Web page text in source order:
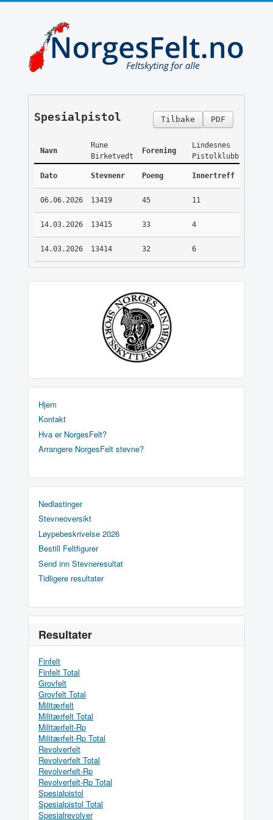
PDF
Tilbake
Spesialpistol
Navn
Rune
Birketvedt
Forening
Lindesnes
Pistolklubb
Dato Stevnenr Poeng Innertreff
06.06.2026 13419 45 11
14.03.2026 13415 33 4
14.03.2026 13414 32 6
Hjem
Kontakt
Hva er NorgesFelt?
Arrangere NorgesFelt stevne?
Nedlastinger
Stevneoversikt
Løypebeskrivelse 2026
Bestill Feltfigurer
Send inn Stevneresultat
Tidligere resultater
Resultater
Finfelt
Finfelt Total
Grovfelt
Grovfelt Total
Militærfelt
Militærfelt Total
Militærfelt-Rp
Militærfelt-Rp Total
Revolverfelt
Revolverfelt Total
Revolverfelt-Rp
Revolverfelt-Rp Total
Spesialpistol
Spesialpistol Total
Spesialrevolver